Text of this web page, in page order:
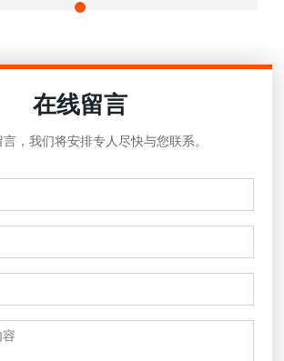
在线留言
，我们将安排专人尽快与您联系。